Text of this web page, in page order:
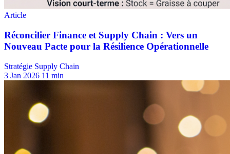
Stratégie Supply Chain
3 Jan 2026 11 min